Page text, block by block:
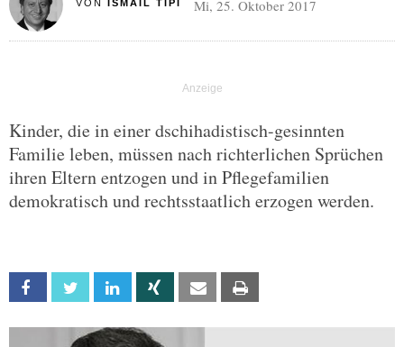
VON ISMAIL TIPI Mi, 25. Oktober 2017
Kinder, die in einer dschihadistisch-gesinnten
Familie leben, müssen nach richterlichen Sprüchen
ihren Eltern entzogen und in Pflegefamilien
demokratisch und rechtsstaatlich erzogen werden.
Facebook Twitter Linkedin Xing Email